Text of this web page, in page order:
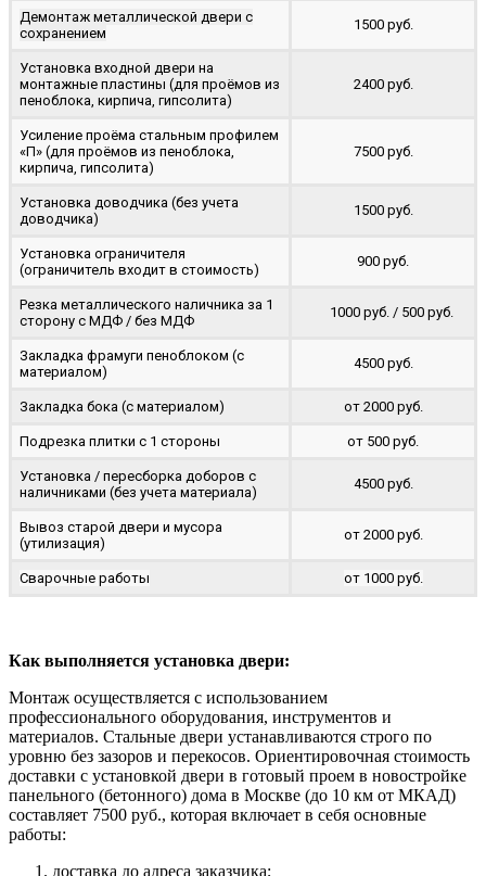
Демонтаж металлической двери с
сохранением
1500 руб.
Установка входной двери на
монтажные пластины (для проёмов из
пеноблока, кирпича, гипсолита)
2400 руб.
Усиление проёма стальным профилем
«П» (для проёмов из пеноблока,
кирпича, гипсолита)
7500 руб.
Установка доводчика (без учета
доводчика)
1500 руб.
Установка ограничителя
(ограничитель входит в стоимость)
900 руб.
Резка металлического наличника за 1
сторону с МДФ / без МДФ
1000 руб. / 500 руб.
Закладка фрамуги пеноблоком (с
материалом)
4500 руб.
Закладка бока (с материалом) от 2000 руб.
Подрезка плитки с 1 стороны от 500 руб.
Установка / пересборка доборов с
наличниками (без учета материала)
4500 руб.
Вывоз старой двери и мусора
(утилизация)
от 2000 руб.
Сварочные работы от 1000 руб.
Как выполняется установка двери:
Монтаж осуществляется с использованием
профессионального оборудования, инструментов и
материалов. Стальные двери устанавливаются строго по
уровню без зазоров и перекосов. Ориентировочная стоимость
доставки с установкой двери в готовый проем в новостройке
панельного (бетонного) дома в Москве (до 10 км от МКАД)
составляет 7500 руб., которая включает в себя основные
работы:
доставка до адреса заказчика;